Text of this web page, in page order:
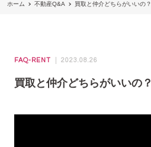
ホーム 不動産Q&A 買取と仲介どちらがいいの？
FAQ-RENT 2023.08.26
買取と仲介どちらがいいの？